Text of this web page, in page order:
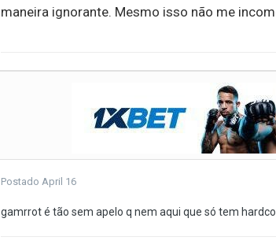
maneira ignorante. Mesmo isso não me
Postado April 16
gamrrot é tão sem apelo q nem aqui que só tem